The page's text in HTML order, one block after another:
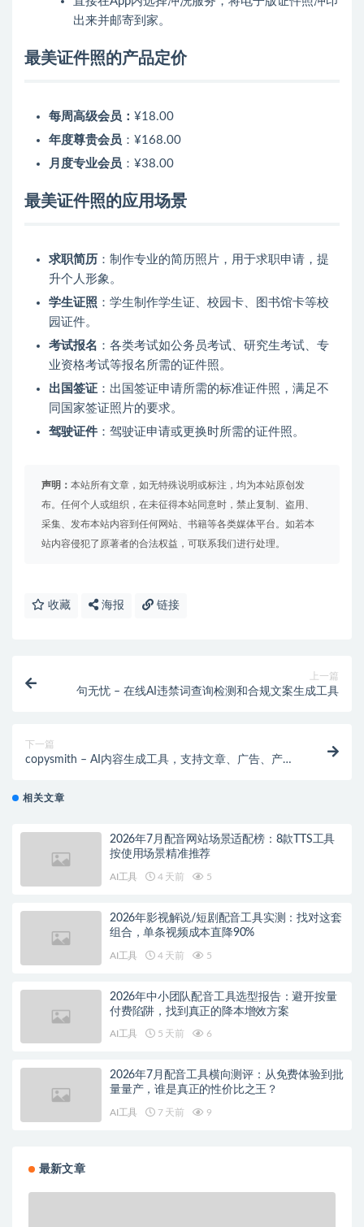
出来并邮寄到家。
最美证件照的产品定价
每周高级会员： ¥18.00
年度尊贵会员 ： ¥168.00
月度专业会员 ： ¥38.00
最美证件照的应用场景
求职简历 ：制作专业的简历照片，用于求职申请，提
升个人形象。
学生证照 ：学生制作学生证、校园卡、图书馆卡等校
园证件。
考试报名 ：各类考试如公务员考试、研究生考试、专
业资格考试等报名所需的证件照。
出国签证 ：出国签证申请所需的标准证件照，满足不
同国家签证照片的要求。
驾驶证件 ：驾驶证申请或更换时所需的证件照。
声明： 本站所有文章，如无特殊说明或标注，均为本站原创发
布。任何个人或组织，在未征得本站同意时，禁止复制、盗用、
采集、发布本站内容到任何网站、书籍等各类媒体平台。如若本
站内容侵犯了原著者的合法权益，可联系我们进行处理。
收藏 海报 链接
上一篇
句无忧 – 在线AI违禁词查询检测和合规文案生成工具
下一篇
copysmith – AI内容生成工具，支持文章、广告、产品
相关文章
2026年7月配音网站场景适配榜：8款TTS工具
按使用场景精准推荐
AI工具 4 天前 5
2026年影视解说/短剧配音工具实测：找对这套
组合，单条视频成本直降90%
AI工具 4 天前 5
2026年中小团队配音工具选型报告：避开按量
付费陷阱，找到真正的降本增效方案
AI工具 5 天前 6
2026年7月配音工具横向测评：从免费体验到批
量量产，谁是真正的性价比之王？
AI工具 7 天前 9
最新文章